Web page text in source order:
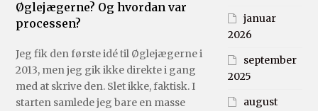
Øglejægerne? Og hvordan var
processen?
Jeg fik den første idé til Øglejægerne i
2013, men jeg gik ikke direkte i gang
med at skrive den. Slet ikke, faktisk. I
starten samlede jeg bare en masse
januar
2026
september
2025
august